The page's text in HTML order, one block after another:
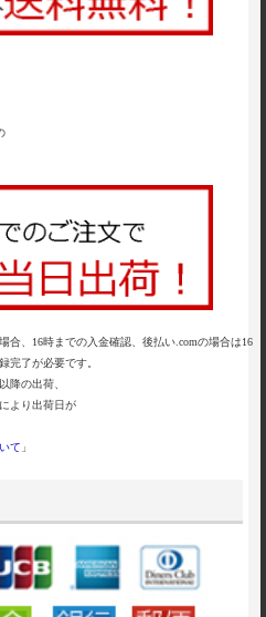
、16時までの入金確認、後払い.comの場合は16
完了が必要です。
降の出荷、
より出荷日が
て 」